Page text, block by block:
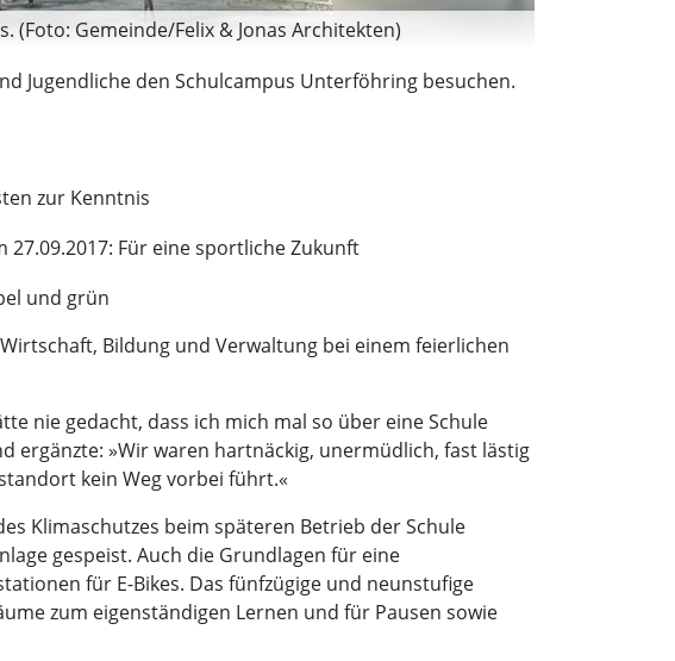
Gemeinde/Felix & Jonas Architekten)
Jugendliche den Schulcampus Unterföhring besuchen.
zur Kenntnis
27.09.2017: Für eine sportliche Zukunft
und grün
Bildung und Verwaltung bei einem feierlichen
nie gedacht, dass ich mich mal so über eine Schule
ergänzte: »Wir waren hartnäckig, unermüdlich, fast lästig
kein Weg vorbei führt.«
Klimaschutzes beim späteren Betrieb der Schule
gespeist. Auch die Grundlagen für eine
für E-Bikes. Das fünfzügige und neunstufige
zum eigenständigen Lernen und für Pausen sowie